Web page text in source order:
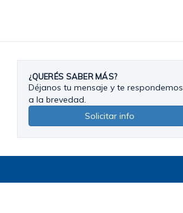
¿QUERÉS SABER MÁS?
Déjanos tu mensaje y te respondemos
a la brevedad.
Solicitar info